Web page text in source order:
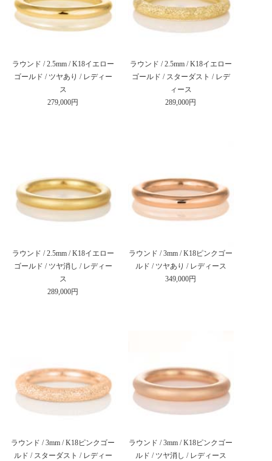
ラウンド / 2.5mm / K18イエロー
ゴールド / ツヤあり / レディー
ス
279,000円
ラウンド / 2.5mm / K18イエロー
ゴールド / スターダスト / レデ
ィース
289,000円
ラウンド / 2.5mm / K18イエロー
ゴールド / ツヤ消し / レディー
ス
289,000円
ラウンド / 3mm / K18ピンクゴー
ルド / ツヤあり / レディース
349,000円
ラウンド / 3mm / K18ピンクゴー
ルド / スターダスト / レディー
ラウンド / 3mm / K18ピンクゴー
ルド / ツヤ消し / レディース